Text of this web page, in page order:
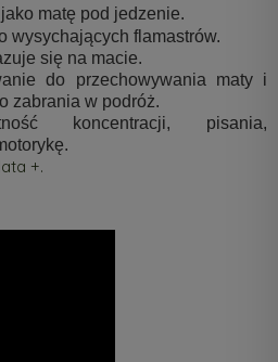
matę pod jedzenie.
wysychających flamastrów.
się na macie.
do przechowywania maty i
zabrania w podróż.
koncentracji, pisania,
+.